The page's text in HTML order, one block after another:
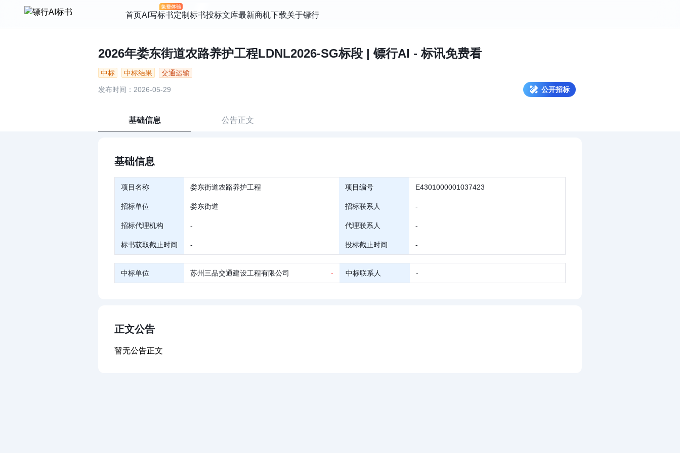
首页AI写标书定制标书投标文库最新商机下载关于镖行
2026年娄东街道农路养护工程LDNL2026-SG标段 | 镖行AI - 标讯免费看
中标 中标结果 交通运输
发布时间：2026-05-29 公开招标
基础信息 公告正文
基础信息
项目名称 娄东街道农路养护工程 项目编号 E4301000001037423
招标单位 娄东街道 招标联系人 -
招标代理机构 - 代理联系人 -
标书获取截止时间 - 投标截止时间 -
中标单位 苏州三品交通建设工程有限公司 - 中标联系人 -
正文公告
暂无公告正文